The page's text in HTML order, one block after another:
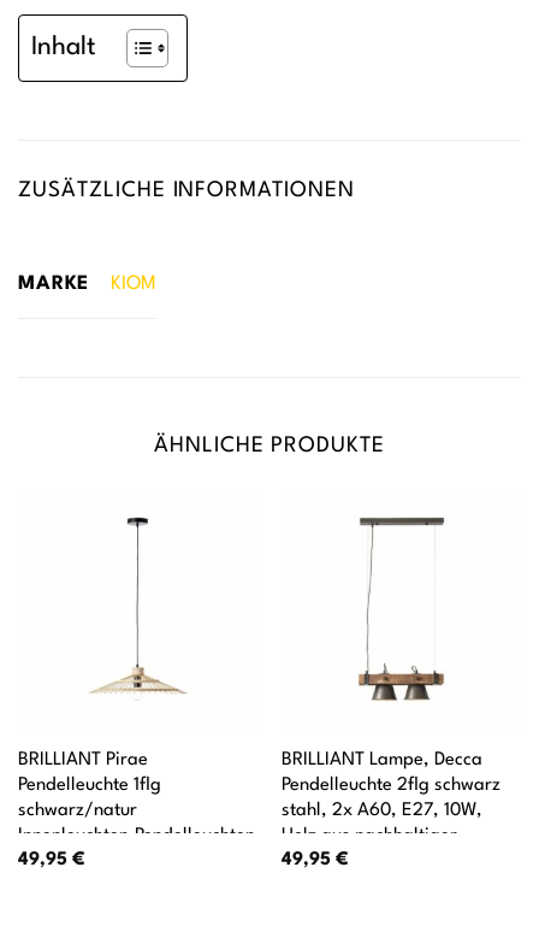
Inhalt
ZUSÄTZLICHE INFORMATIONEN
MARKE KIOM
ÄHNLICHE PRODUKTE
BRILLIANT Pirae
Pendelleuchte 1flg
schwarz/natur
Innenleuchten,Pendelleuchten
1x A60, E27, 40W, geeignet
49,95 €
BRILLIANT Lampe, Decca
Pendelleuchte 2flg schwarz
stahl, 2x A60, E27, 10W,
Holz aus nachhaltiger
Waldwirtschaft (FSC)
49,95 €